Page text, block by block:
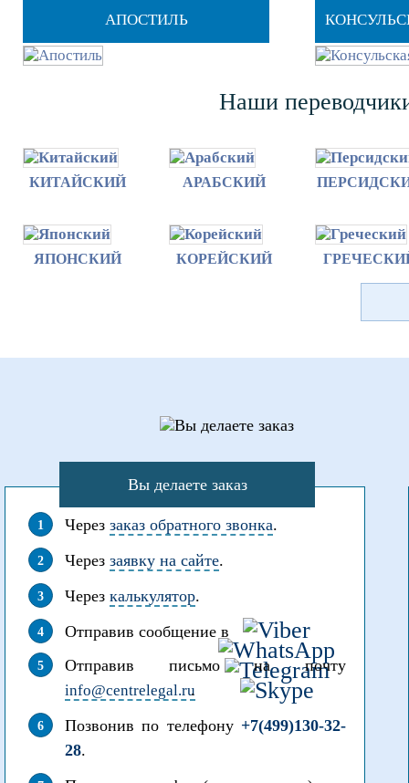
АПОСТИЛЬ
Наши
КИТАЙСКИЙ АРАБСКИЙ
ЯПОНСКИЙ КОРЕЙСКИЙ
Вы делаете заказ
Через заказ обратного звонка.
Через заявку на сайте.
Через калькулятор.
Отправив сообщение в
Отправив письмо на почту
info@centrelegal.ru
.
Позвонив по телефону +7(499)130-32-
28.